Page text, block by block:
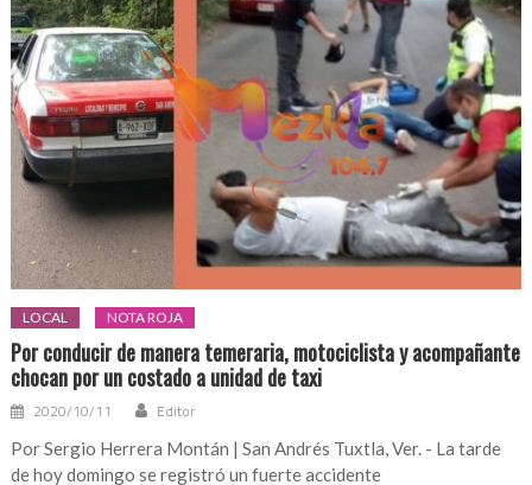
LOCAL NOTA ROJA
Por conducir de manera temeraria, motociclista y acompañante
chocan por un costado a unidad de taxi
2020/10/11 Editor
Por Sergio Herrera Montán | San Andrés Tuxtla, Ver. - La tarde
de hoy domingo se registró un fuerte accidente